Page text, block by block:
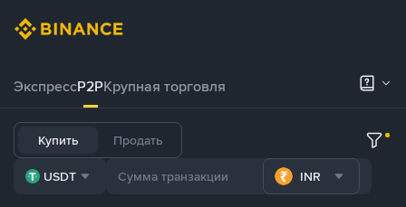
ЭкспрессP2PКрупная торговля
Купить Продать
USDT INR